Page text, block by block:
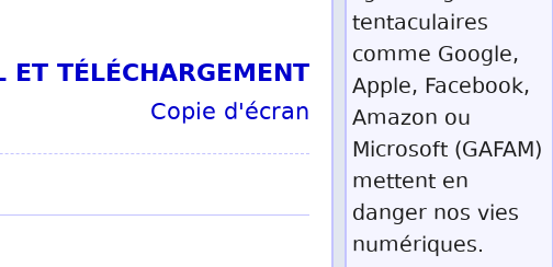
ET TÉLÉCHARGEMENT
Copie d'écran
tentaculaires
comme Google,
Apple, Facebook,
Amazon ou
Microsoft (GAFAM)
mettent en
danger nos vies
numériques.